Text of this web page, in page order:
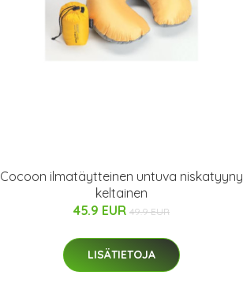
Cocoon ilmatäytteinen untuva niskatyyny
keltainen
45.9 EUR 49.9 EUR
LISÄTIETOJA